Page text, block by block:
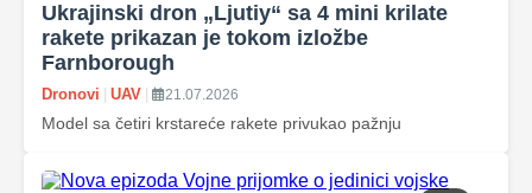
Ukrajinski dron „Ljutiy“ sa 4 mini krilate
rakete prikazan je tokom izložbe
Farnborough
Dronovi UAV 21.07.2026
Model sa četiri krstareće rakete privukao pažnju